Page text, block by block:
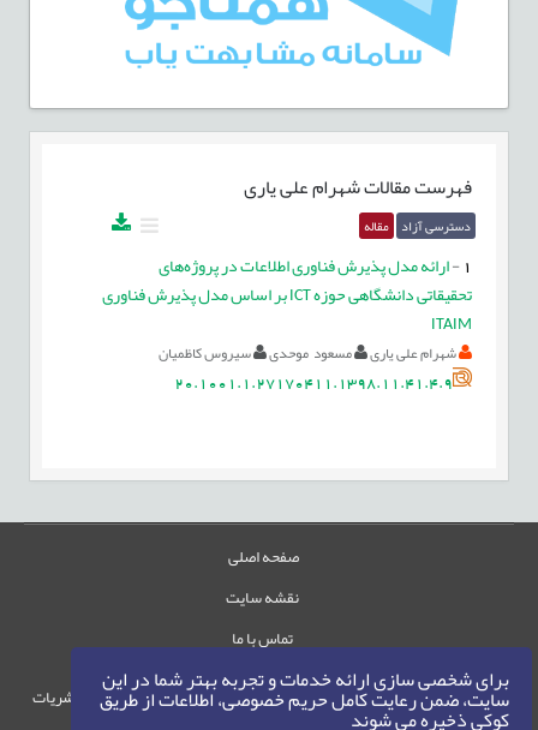
برای شخصی سازی ارائه خدمات و تجربه بهتر شما در این
سایت، ضمن رعایت کامل حریم خصوصی، اطلاعات از طریق
کوکی ذخیره می شوند
فهرست مقالاتشهرام علی یاری
دسترسی آزاد مقاله
-ارائه مدل پذیرش فناوری اطلاعات در پروژه‌های
تحقیقاتی دانشگاهی حوزه ICT بر اساس مدل پذیرش فناوری
ITAIM
شهرام علی یاری مسعود موحدی سیروس کاظمیان
20.1001.1.27170411.1398.11.41.4.9
صفحه اصلی
نقشه سایت
تماس با ما
حقوق این وب‌سایت متعلق به سامانه مدیریت نشریات